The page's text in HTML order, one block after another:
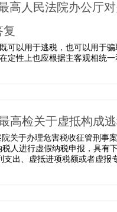
高人民法院办公厅
复
可以用于逃税，也可以用于
定性上也应根据主客观相统
高检关于虚抵构成
院关于办理危害税收征管刑
税人进行虚假纳税申报，具
支出、虚抵进项税额或者虚报